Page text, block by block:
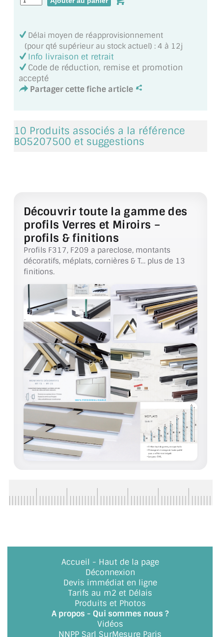
MIROIR PAROI DE DOUCHE
MIROIR POUR SALLE DE DANSE
MIROIR ENCADRÉ
MIROIR TV
VERRE EXTRACLAIR
VERRE ANTI-REFLET
VERRE LAQUÉ/CRÉDENCE
VERRE FEUILLETÉ/TREMPÉ
DALLE DE SOL EN VERRE
PORTE EN VERRE
GARDE CORPS EN VERRE
VERRIÈRE TYPE ATELIER
VERRES TEXTURÉS
PLEXIGLAS PMMA
DOUBLE VITRAGE
ACCESSOIRES & QUINCAILLERIE
CATALOGUE DE PROFILS ET FIXATION DU
PLATS ET CORNIÈRES
LES CHARNIÈRES DE PORTE EN VERRE
BOUTONS ET POIGNÉES
Délai moyen de réapprovisionnement
(pour qté supérieur au stock actuel) : 4 à 12j
Info livraison et retrait
Code de réduction, remise et promotion
accepté
Partager cette fiche article
10 Produits associés a la référence
BO5207500 et suggestions
Découvrir toute la gamme des
profils Verres et Miroirs –
profils & finitions
Profils F317, F209 a pareclose, montants
décoratifs, méplats, cornières & T… plus de 13
finitions.
Accueil - Haut de la page
Déconnexion
Devis immédiat en ligne
Tarifs au m2 et Délais
Produits et Photos
A propos - Qui sommes nous ?
Vidéos
NNPP Sarl SurMesure Paris